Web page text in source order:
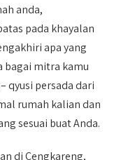
anda,
pada khayalan
apa yang
bagai mitra kamu
qyusi persada dari
rumah kalian dan
sesuai buat Anda.
di Cengkareng,